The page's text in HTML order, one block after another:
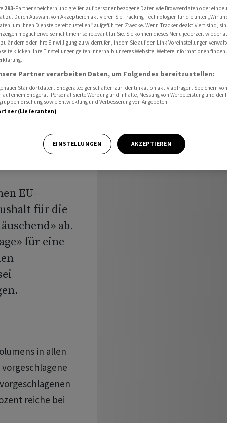
EU-
für die
ab.
für eine
in allen
reiche bei
293-Partner speichern und greifen auf personenbezogene Daten wie Browserdaten oder
zu. Durch Auswahl von Akzeptieren aktivieren Sie Tracking-Technologien für die unter „Wir
um Ihnen Dienste bereitzustellen“ aufgeführten Zwecke. Wenn Tracker deaktiviert sind,
möglicherweise nicht mehr so relevant für Sie. Sie können dieses Menü jederzeit wieder
ändern oder Ihre Einwilligung zu widerrufen, indem Sie auf den Link Voreinstellungen
klicken. Ihre Einstellungen gelten innerhalb unseres Website. Weitere Informationen finden
Partner verarbeiten Daten, um Folgendes bereitzustellen:
Standortdaten. Endgeräteeigenschaften zur Identifikation aktiv abfragen. Speichern
einem Endgerät. Personalisierte Werbung und Inhalte, Messung von Werbeleistung und der
sowie Entwicklung und Verbesserung von Angeboten.
(Lieferanten)
EINSTELLUNGEN AKZEPTIEREN